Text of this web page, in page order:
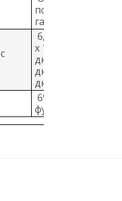
пожизненная
гарантия
6,35 см x 10,0 см
x 19,81 см (2,5
дюйма x 3,93
дюйма x 7,8
дюйма)
698,5 г (1,54
фунта)